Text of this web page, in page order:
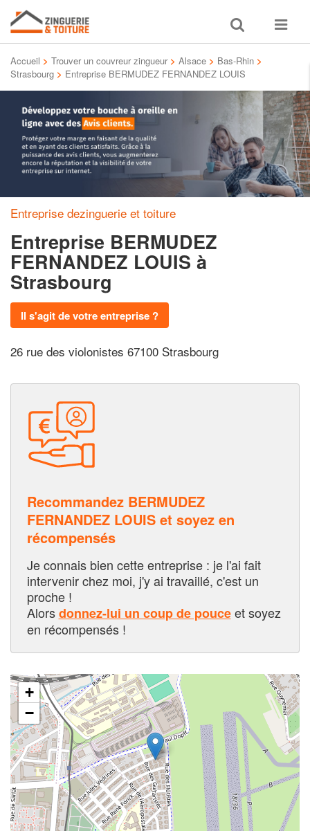
Toggle
search
Toggle
Accueil > Trouver un couvreur zingueur > Alsace > Bas-Rhin >
Strasbourg > Entreprise BERMUDEZ FERNANDEZ LOUIS
Entreprise dezinguerie et toiture
Entreprise BERMUDEZ
FERNANDEZ LOUIS à
Strasbourg
Il s'agit de votre entreprise ?
26 rue des violonistes 67100 Strasbourg
Recommandez BERMUDEZ
FERNANDEZ LOUIS et soyez en
récompensés
Je connais bien cette entreprise : je l'ai fait
intervenir chez moi, j'y ai travaillé, c'est un
proche !
Alorsdonnez-lui un coup de pouceet soyez
en récompensés !
+
−